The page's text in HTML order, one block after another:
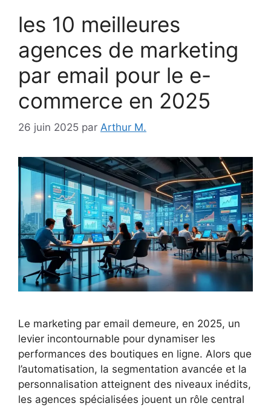
les 10 meilleures
agences de marketing
par email pour le e-
commerce en 2025
26 juin 2025 par Arthur M.
Le marketing par email demeure, en 2025, un
levier incontournable pour dynamiser les
performances des boutiques en ligne. Alors que
l’automatisation, la segmentation avancée et la
personnalisation atteignent des niveaux inédits,
les agences spécialisées jouent un rôle central